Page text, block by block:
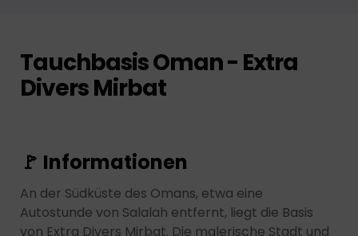
Tauchbasis Oman - Extra
Divers Mirbat
🚩 Informationen
An der Südküste des Omans, etwa eine
Autostunde von Salalah entfernt, liegt die Basis
von Extra Divers Mirbat. Die malerische Stadt und